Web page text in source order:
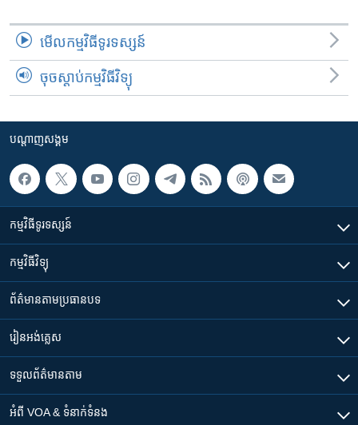
មើល​កម្មវិធី​ទូរទស្សន៍
ចុចស្តាប់កម្មវិធីវិទ្យុ
បណ្តាញ​សង្គម
កម្មវិធី​ទូរទស្សន៍
កម្មវិធី​វិទ្យុ
ព័ត៌មាន​តាមប្រធានបទ​
រៀន​​អង់គ្លេស
ទទួល​ព័ត៌មាន​តាម
អំពី​ VOA & ទំនាក់ទំនង